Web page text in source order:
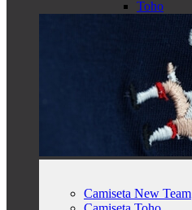
Toho
Camiseta New Team